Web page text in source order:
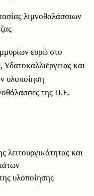
λιμνοθαλάσσιων
ευρώ στο
και
υλοποίηση
της Π.Ε.
λειτουργικότητας και
υλοποίησης